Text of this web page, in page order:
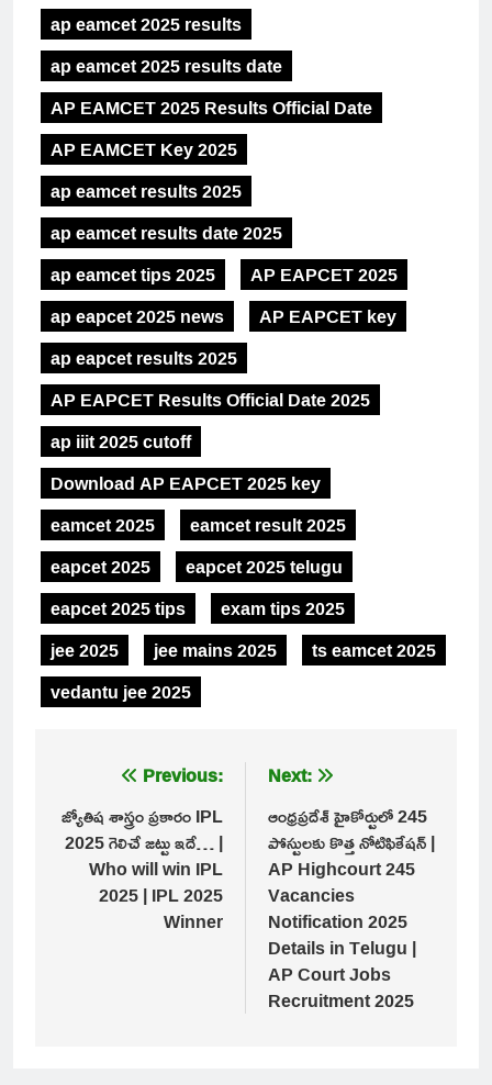
ap eamcet 2025 results
ap eamcet 2025 results date
AP EAMCET 2025 Results Official Date
AP EAMCET Key 2025
ap eamcet results 2025
ap eamcet results date 2025
ap eamcet tips 2025
AP EAPCET 2025
ap eapcet 2025 news
AP EAPCET key
ap eapcet results 2025
AP EAPCET Results Official Date 2025
ap iiit 2025 cutoff
Download AP EAPCET 2025 key
eamcet 2025
eamcet result 2025
eapcet 2025
eapcet 2025 telugu
eapcet 2025 tips
exam tips 2025
jee 2025
jee mains 2025
ts eamcet 2025
vedantu jee 2025
navigation
Previous:
జ్యోతిష శాస్త్రం ప్రకారం IPL
2025 గెలిచే జట్టు ఇదే… |
Who will win IPL
2025 | IPL 2025
Winner
Next:
ఆంధ్రప్రదేశ్ హైకోర్టులో 245
పోస్టులకు కొత్త నోటిఫికేషన్ |
AP Highcourt 245
Vacancies
Notification 2025
Details in Telugu |
AP Court Jobs
Recruitment 2025